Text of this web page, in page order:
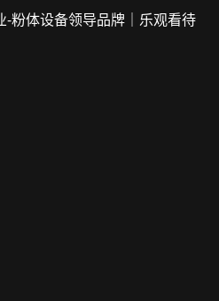
粉体设备领导品牌｜乐观看待